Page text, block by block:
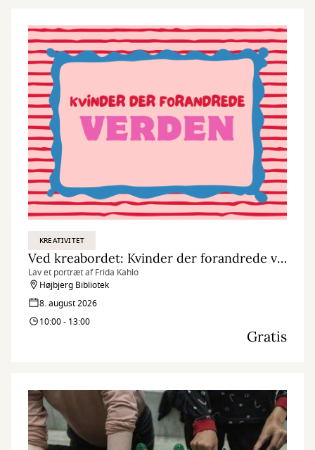
KREATIVITET
Ved kreabordet: Kvinder der forandrede verden
Lav et portræt af Frida Kahlo
Højbjerg Bibliotek
8. august 2026
10:00 - 13:00
Gratis